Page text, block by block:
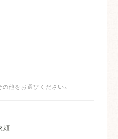
他をお選びください。
頼